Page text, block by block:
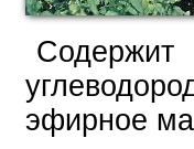
эфирное